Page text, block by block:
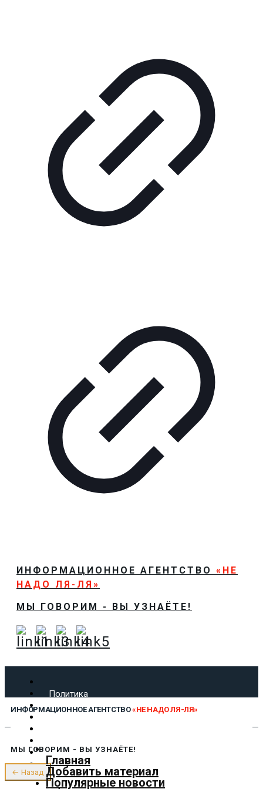
ИНФОРМАЦИОННОЕ АГЕНТСТВО «НЕ
НАДО ЛЯ-ЛЯ»
МЫ ГОВОРИМ - ВЫ УЗНАЁТЕ!
Политика
Экономика
Культура
Предложить новость
О нас
ИНФОРМАЦИОННОЕ АГЕНТСТВО«НЕ НАДО ЛЯ-ЛЯ»
Главная
Добавить материал
Популярные новости
МЫ ГОВОРИМ - ВЫ УЗНАЁТЕ!
← Назад